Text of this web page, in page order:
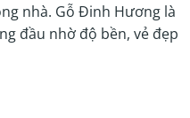
nhà. Gỗ Đinh Hương là
đầu nhờ độ bền, vẻ đẹp